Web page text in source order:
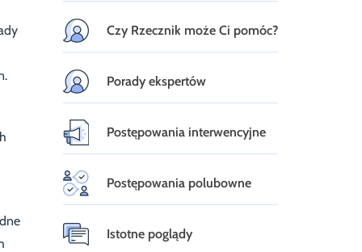
Czy Rzecznik może Ci pomóc?
Porady ekspertów
Postępowania interwencyjne
Postępowania polubowne
Istotne poglądy